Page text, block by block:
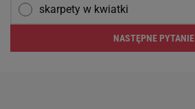
skarpety w kwiatki
NASTĘPNE PYTANIE